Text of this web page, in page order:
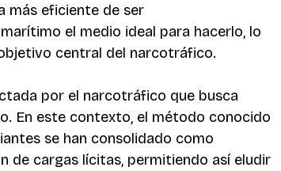
más eficiente de ser
el medio ideal para hacerlo, lo
objetivo central del narcotráfico.
por el narcotráfico que busca
En este contexto, el método conocido
se han consolidado como
cargas lícitas, permitiendo así eludir